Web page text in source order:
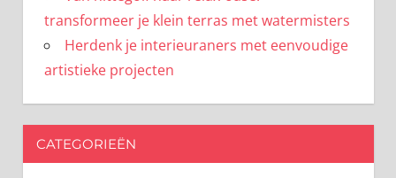
transformeer je klein terras met watermisters
Herdenk je interieuraners met eenvoudige
artistieke projecten
CATEGORIEËN